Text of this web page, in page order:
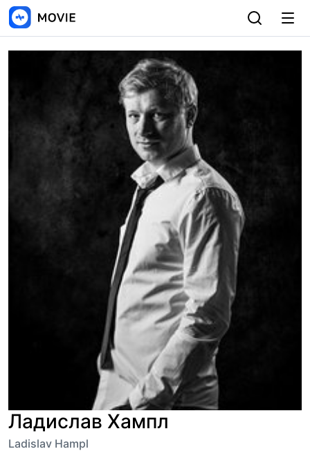
Ладислав Хампл
Ladislav Hampl